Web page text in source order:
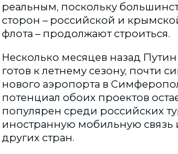
реальным, поскольку
сторон – российской и
флота – продолжают строиться.
Несколько месяцев назад
готов к летнему сезону, почти
нового аэропорта в
потенциал обоих проектов
популярен среди российских
иностранную мобильную связь
других стран.